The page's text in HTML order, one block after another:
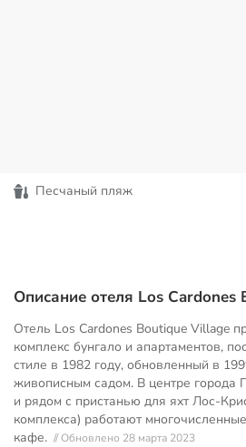
Песчаный пляж
Описание отеля Los
Отель Los Cardones Boutique Village
комплекс бунгало и апартаментов,
стиле в 1982 году, обновленный в
живописным садом. В центре города
и рядом с пристанью для яхт Лос-
комплекса) работают
кафе. // Обновлено 28 марта 2023